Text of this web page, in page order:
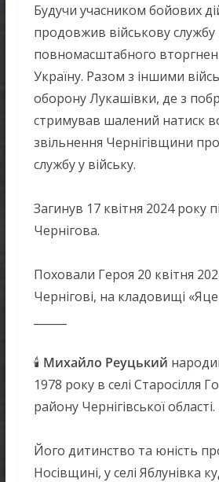
Будучи учасником бойових
продовжив військову службу
повномасштабного
Україну. Разом з іншими
оборону Лукашівки, де з
стримував шалений натиск
звільнення Чернігівщини
службу у війську.
Загинув 17 квітня 2024 року
Чернігова.
Поховали Героя 20 квітня
Чернігові, на кладовищі
🕯 Михайло Реуцький
1978 року в селі Старосілля
району Чернігівської області.
Його дитинство та юність
Носівщині, у селі Яблунівка